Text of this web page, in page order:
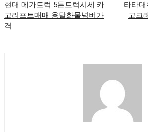
현대 메가트럭 5톤트럭시세 카
고리프트매매 용달화물넘버가
격
타타
고크